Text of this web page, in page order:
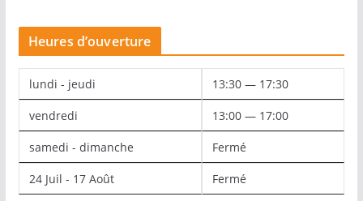
Heures d’ouverture
lundi - jeudi 13:30 — 17:30
vendredi 13:00 — 17:00
samedi - dimanche Fermé
24 Juil - 17 Août Fermé